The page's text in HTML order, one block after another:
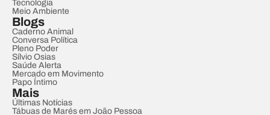
Tecnologia
Meio Ambiente
Blogs
Caderno Animal
Conversa Política
Pleno Poder
Sílvio Osias
Saúde Alerta
Mercado em Movimento
Papo Íntimo
Mais
Últimas Notícias
Tábuas de Marés em João Pessoa